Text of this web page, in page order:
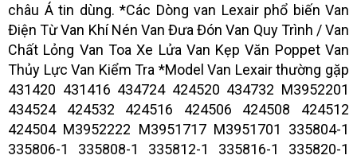
châu Á tin dùng. *Các Dòng van Lexair phổ biến Van
Điện Từ Van Khí Nén Van Đưa Đón Van Quy Trình / Van
Chất Lỏng Van Toa Xe Lửa Van Kẹp Văn Poppet Van
Thủy Lực Van Kiểm Tra *Model Van Lexair thường gặp
431420 431416 434724 424520 434732 M3952201
434524 424532 424516 424506 424508 424512
424504 M3952222 M3951717 M3951701 335804-1
335806-1 335808-1 335812-1 335816-1 335820-1